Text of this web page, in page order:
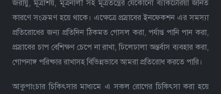
জরায়ু, মূত্রাশয়, মূত্রনালী সহ মূত্রতন্ত্রের যেকোনো ব্যাকটেরিয়া জনিত
কারণে সংক্রমণ হয়ে থাকে। এক্ষেত্রে প্রস্রাবের ইনফেকশন এর সমস্যা
প্রতিরোধের জন্য প্রতিদিন ঠিকমত গোসল করা, পর্যাপ্ত পানি পান করা,
প্রস্রাবের চাপ বেশিক্ষণ চেপে না রাখা, ঢিলেঢালা অন্তর্বাস ব্যবহার করা,
গোপনাঙ্গ পরিষ্কার রাখাসহ বিভিন্নভাবে আমরা প্রতিরোধ করতে পারি।
আকুপাংচার চিকিৎসার মাধ্যমে এ সকল রোগের চিকিৎসা করা হয়ে